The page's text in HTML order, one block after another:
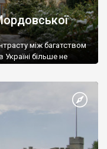
між багатством
більше не